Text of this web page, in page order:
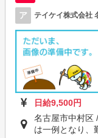
ア テイケイ株式会社
日給9,500円
名古屋市中村区
は一例となり、